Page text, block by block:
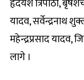
हृदयेश त्रिपाठी,
यादव, सर्वेन्द्रनाथ
महेन्द्रप्रसाद यादव,
लागे ।